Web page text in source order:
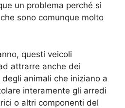
un problema perché si
sono comunque molto
questi veicoli
attrarre anche dei
animali che iniziano a
interamente gli arredi
o altri componenti del